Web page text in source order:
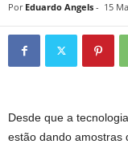
Por Eduardo Angels - 15
Desde que a
estão dando amostras